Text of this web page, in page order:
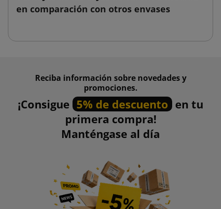
en comparación con otros envases
Reciba información sobre novedades y
promociones.
¡Consigue 5% de descuento en tu
primera compra!
Manténgase al día